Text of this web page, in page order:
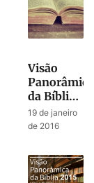
Visão
Panorâmica
da Bíblia
2016
19 de janeiro
de 2016